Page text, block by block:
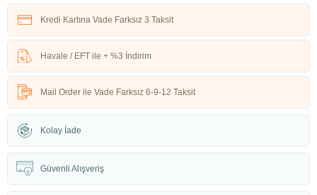
Kredi Kartına Vade Farksız 3 Taksit
Havale / EFT ile + %3 İndirim
Mail Order ile Vade Farksız 6-9-12 Taksit
Kolay İade
Güvenli Alışveriş